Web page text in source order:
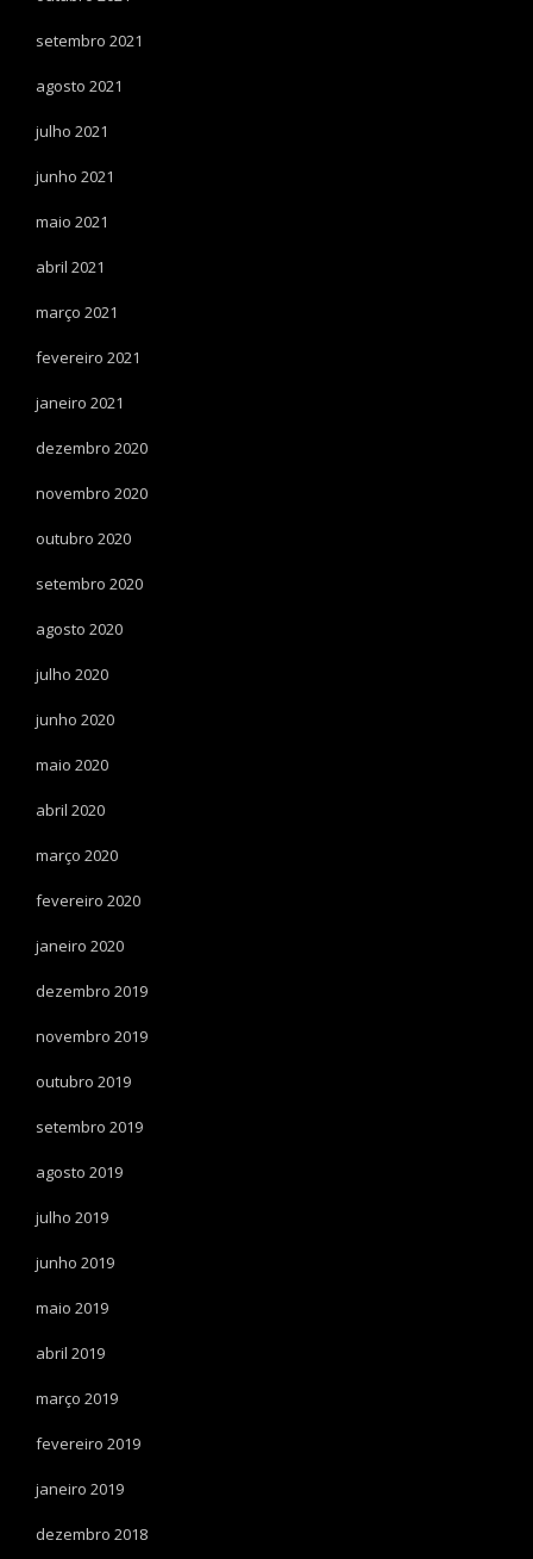
setembro 2021
agosto 2021
julho 2021
junho 2021
maio 2021
abril 2021
março 2021
fevereiro 2021
janeiro 2021
dezembro 2020
novembro 2020
outubro 2020
setembro 2020
agosto 2020
julho 2020
junho 2020
maio 2020
abril 2020
março 2020
fevereiro 2020
janeiro 2020
dezembro 2019
novembro 2019
outubro 2019
setembro 2019
agosto 2019
julho 2019
junho 2019
maio 2019
abril 2019
março 2019
fevereiro 2019
janeiro 2019
dezembro 2018